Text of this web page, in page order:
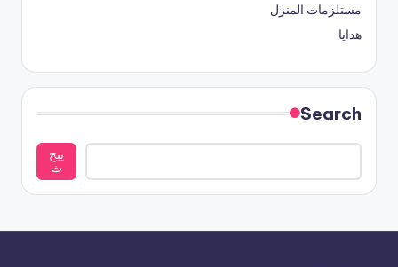
مستلزمات المنزل
هدايا
Search
يبح
ث